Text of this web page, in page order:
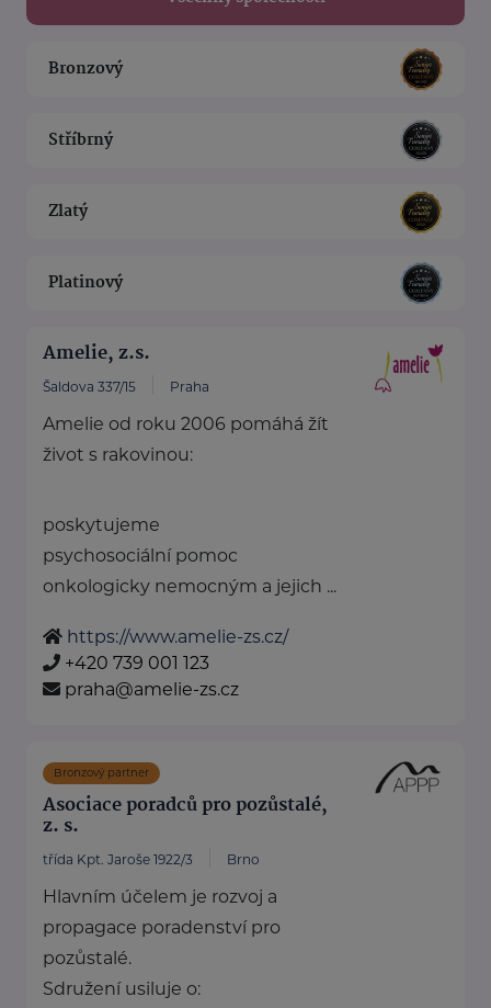
Bronzový
Stříbrný
Zlatý
Platinový
Amelie, z.s.
Šaldova 337/15 Praha
Amelie od roku 2006 pomáhá žít
život s rakovinou:
poskytujeme
psychosociální pomoc
onkologicky nemocným a jejich ...
https://www.amelie-zs.cz/
+420 739 001 123
praha@amelie-zs.cz
Bronzový partner
Asociace poradců pro pozůstalé,
z. s.
třída Kpt. Jaroše 1922/3 Brno
Hlavním účelem je rozvoj a
propagace poradenství pro
pozůstalé.
Sdružení usiluje o: